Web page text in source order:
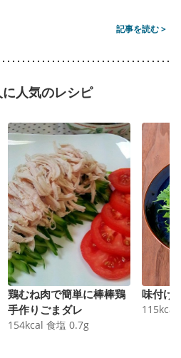
記事を読む >
人気のレシピ
鶏むね肉で簡単に棒棒鶏
手作りごまダレ
154kcal 食塩 0.7g
味付け
115kcal